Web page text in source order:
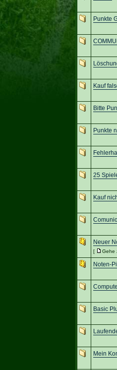
Punkte
Kauf
Bitte
Punkte
25
Kauf
Neuer
[ Gehe
Noten-
Basic
Mein